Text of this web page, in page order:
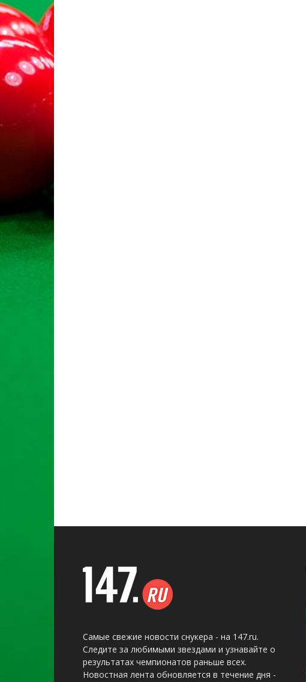
Самые свежие новости снукера - на 147.ru.
Следите за любимыми звездами и узнавайте о
результатах чемпионатов раньше всех.
Новостная лента обновляется в течение дня -